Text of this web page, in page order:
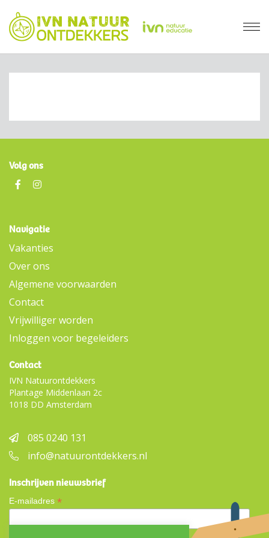
Volg ons
Navigatie
Vakanties
Over ons
Algemene voorwaarden
Contact
Vrijwilliger worden
Inloggen voor begeleiders
Contact
IVN Natuurontdekkers
Plantage Middenlaan 2c
1018 DD Amsterdam
085 0240 131
info@natuurontdekkers.nl
Inschrijven nieuwsbrief
E-mailadres *